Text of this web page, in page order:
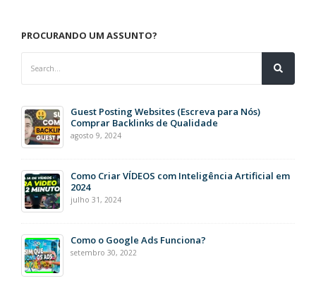
PROCURANDO UM ASSUNTO?
Guest Posting Websites (Escreva para Nós)
Comprar Backlinks de Qualidade
agosto 9, 2024
Como Criar VÍDEOS com Inteligência Artificial em
2024
julho 31, 2024
Como o Google Ads Funciona?
setembro 30, 2022